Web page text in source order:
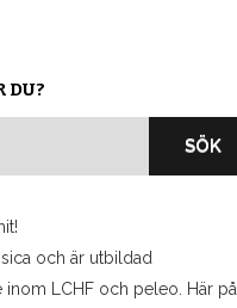
DU?
och är utbildad
inom LCHF och peleo. Här på